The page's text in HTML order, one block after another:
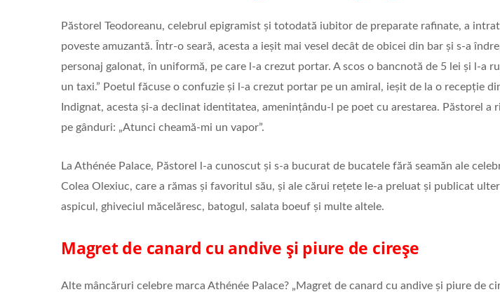
Păstorel Teodoreanu, celebrul epigramist și totodată iubitor de preparate rafinate, a
poveste amuzantă. Într-o seară, acesta a ieșit mai vesel decât de obicei din bar și s-a
personaj galonat, în uniformă, pe care l-a crezut portar. A scos o bancnotă de 5 lei și l-a
un taxi.” Poetul făcuse o confuzie și l-a crezut portar pe un amiral, ieșit de la o recepție
Indignat, acesta și-a declinat identitatea, amenințându-l pe poet cu arestarea. Păstorel a
pe gânduri: „Atunci cheamă-mi un vapor”.
La Athénée Palace, Păstorel l-a cunoscut și s-a bucurat de bucatele fără seamăn ale
Colea Olexiuc, care a rămas și favoritul său, și ale cărui rețete le-a preluat și publicat
aspicul, ghiveciul măcelăresc, batogul, salata boeuf și multe altele.
Magret de canard cu andive și piure de cireșe
Alte mâncăruri celebre marca Athénée Palace? „Magret de canard cu andive și piure de